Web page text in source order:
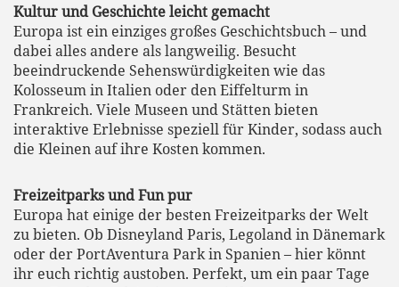
Kultur und Geschichte leicht gemacht
Europa ist ein einziges großes Geschichtsbuch – und
dabei alles andere als langweilig. Besucht
beeindruckende Sehenswürdigkeiten wie das
Kolosseum in Italien oder den Eiffelturm in
Frankreich. Viele Museen und Stätten bieten
interaktive Erlebnisse speziell für Kinder, sodass auch
die Kleinen auf ihre Kosten kommen.
Freizeitparks und Fun pur
Europa hat einige der besten Freizeitparks der Welt
zu bieten. Ob Disneyland Paris, Legoland in Dänemark
oder der PortAventura Park in Spanien – hier könnt
ihr euch richtig austoben. Perfekt, um ein paar Tage